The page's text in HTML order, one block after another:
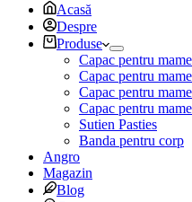
Acasă
Despre
Produse
Capac pentru
Capac pentru
Capac pentru
Capac pentru
Sutien Pasties
Banda pentru corp
Angro
Magazin
Blog